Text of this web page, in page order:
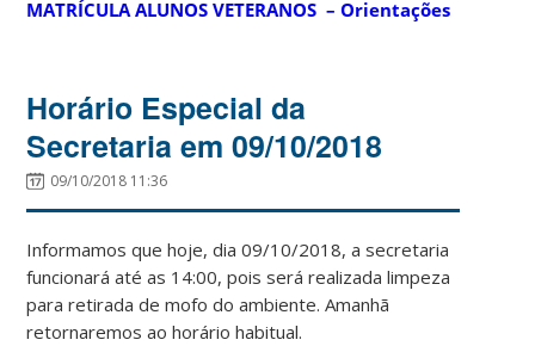
MATRÍCULA ALUNOS VETERANOS – Orientações
Horário Especial da
Secretaria em 09/10/2018
09/10/2018 11:36
Informamos que hoje, dia 09/10/2018, a secretaria
funcionará até as 14:00, pois será realizada limpeza
para retirada de mofo do ambiente. Amanhã
retornaremos ao horário habitual.